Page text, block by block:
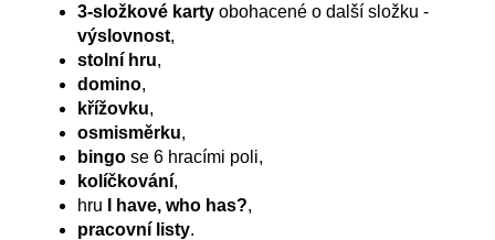
3-složkové karty obohacené o další složku -
výslovnost,
stolní hru,
domino,
křížovku,
osmisměrku,
bingo se 6 hracími poli,
kolíčkování,
hru
I have, who has?,
pracovní listy.